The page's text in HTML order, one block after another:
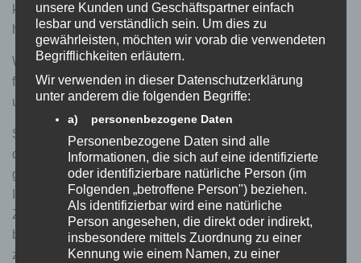
kann hier eingesehen werden:
https://www.privacyshield.gov/list
Weitere Informationen zum Datenschutz bei „YouTube“
finden Sie in der Datenschutzerklärung des Anbieters
unter: https://www.google.de/intl/de/policies/privacy
Soweit rechtlich erforderlich, haben wir zur vorstehend
dargestellten Verarbeitung Ihrer Daten Ihre Einwilligung
gemäß Art. 6 Abs. 1 lit. a DSGVO eingeholt. Sie können
Ihre erteilte Einwilligung jederzeit mit Wirkung für die
Zukunft widerrufen. Um Ihren Widerruf auszuüben,
befolgen Sie bitte die vorstehend geschilderte Möglichkeit
zur Vornahme eines Widerspruchs.
unsere Kunden und Geschäftspartner einfach
lesbar und verständlich sein. Um dies zu
gewährleisten, möchten wir vorab die verwendeten
Begrifflichkeiten erläutern.
Wir verwenden in dieser Datenschutzerklärung
unter anderem die folgenden Begriffe:
a) personenbezogene Daten
Personenbezogene Daten sind alle
Informationen, die sich auf eine identifizierte
oder identifizierbare natürliche Person (im
Folgenden „betroffene Person") beziehen.
Als identifizierbar wird eine natürliche
Person angesehen, die direkt oder indirekt,
insbesondere mittels Zuordnung zu einer
Kennung wie einem Namen, zu einer